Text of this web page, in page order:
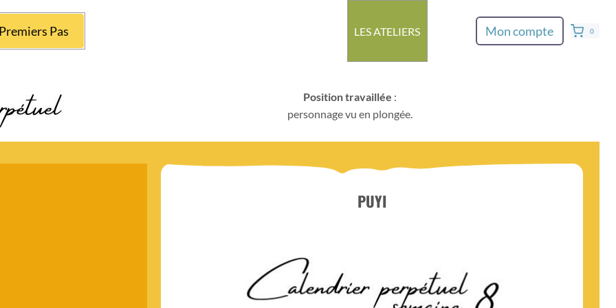
Premiers Pas LES ATELIERS Mon compte 0
Position travaillée :
personnage vu en plongée.
PUYI